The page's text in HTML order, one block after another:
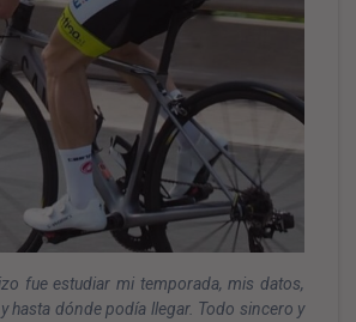
fue estudiar mi temporada, mis datos,
hasta dónde podía llegar. Todo sincero y